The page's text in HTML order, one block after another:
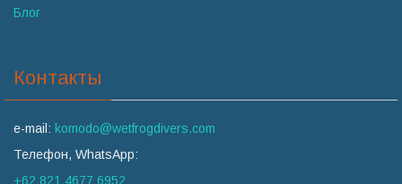
Блог
Контакты
e-mail: komodo@wetfrogdivers.com
Телефон, WhatsApp:
+62 821 4677 6952